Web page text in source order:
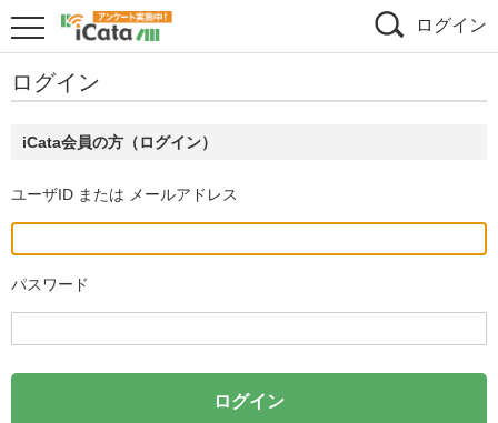
ログイン
ログイン
iCata会員の方（ログイン）
ユーザID または メールアドレス
パスワード